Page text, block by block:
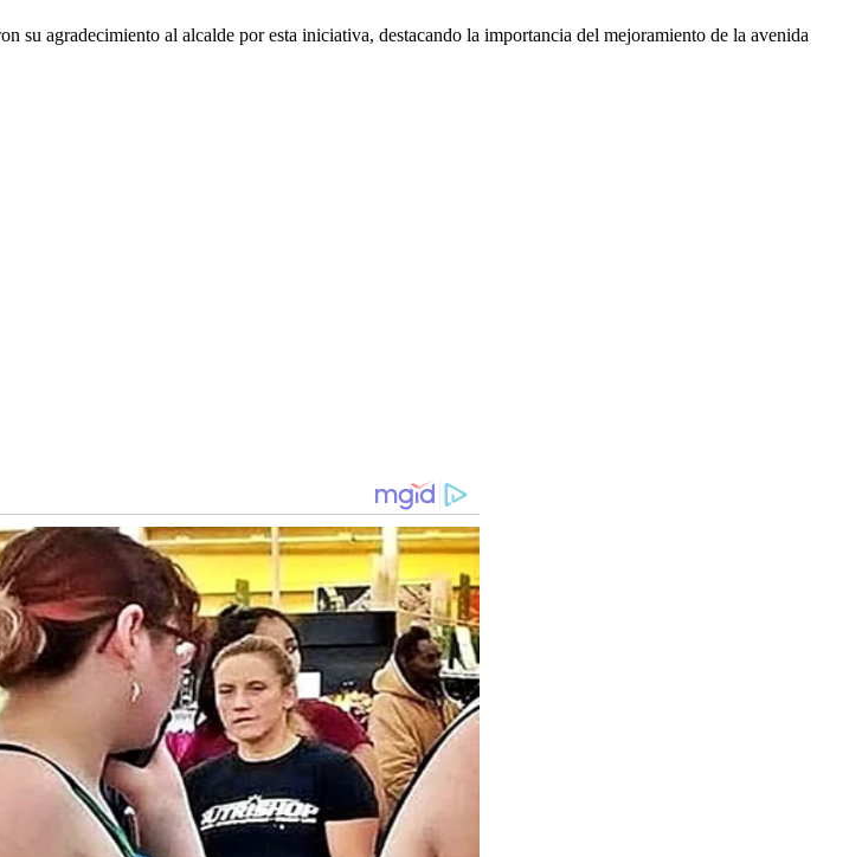
su agradecimiento al alcalde por esta iniciativa, destacando la importancia del mejoramiento de la avenida